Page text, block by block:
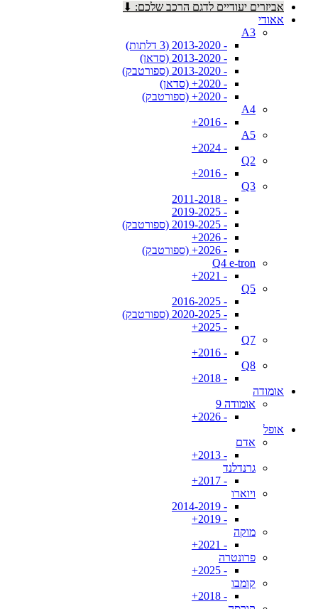
אביזרים יעודיים לדגם הרכב שלכם: ⬇
אאודי
A3
- 2013-2020 (3 דלתות)
- 2013-2020 (סדאן)
- 2013-2020 (ספורטבק)
- 2020+ (סדאן)
- 2020+ (ספורטבק)
A4
- 2016+
A5
- 2024+
Q2
- 2016+
Q3
- 2011-2018
- 2019-2025
- 2019-2025 (ספורטבק)
- 2026+
- 2026+ (ספורטבק)
Q4 e-tron
- 2021+
Q5
- 2016-2025
- 2020-2025 (ספורטבק)
- 2025+
Q7
- 2016+
Q8
- 2018+
אומודה
אומודה 9
- 2026+
אופל
אדם
- 2013+
גרנדלנד
- 2017+
ויוארו
- 2014-2019
- 2019+
מוקה
- 2021+
פרונטרה
- 2025+
קומבו
- 2018+